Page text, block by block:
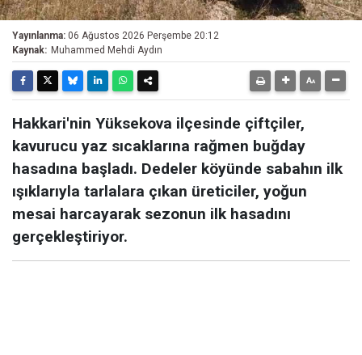
Yayınlanma: 06 Ağustos 2026 Perşembe 20:12
Kaynak: Muhammed Mehdi Aydın
Hakkari'nin Yüksekova ilçesinde çiftçiler,
kavurucu yaz sıcaklarına rağmen buğday
hasadına başladı. Dedeler köyünde sabahın ilk
ışıklarıyla tarlalara çıkan üreticiler, yoğun
mesai harcayarak sezonun ilk hasadını
gerçekleştiriyor.